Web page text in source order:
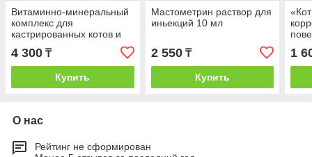
Витаминно-минеральный
комплекс для
кастрированных котов и
стерилизованных кошек
Unitabs SterilCat, 120 мл
4 300 ₸
Купить
Мастометрин раствор для
иньекций 10 мл
2 550₸
Купить
1
О нас
Рейтинг не сформирован